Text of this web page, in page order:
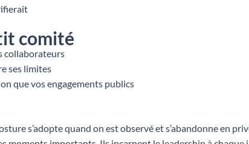
comité
collaborateurs
ses limites
que vos engagements publics
s’adopte quand on est observé et s’abandonne en